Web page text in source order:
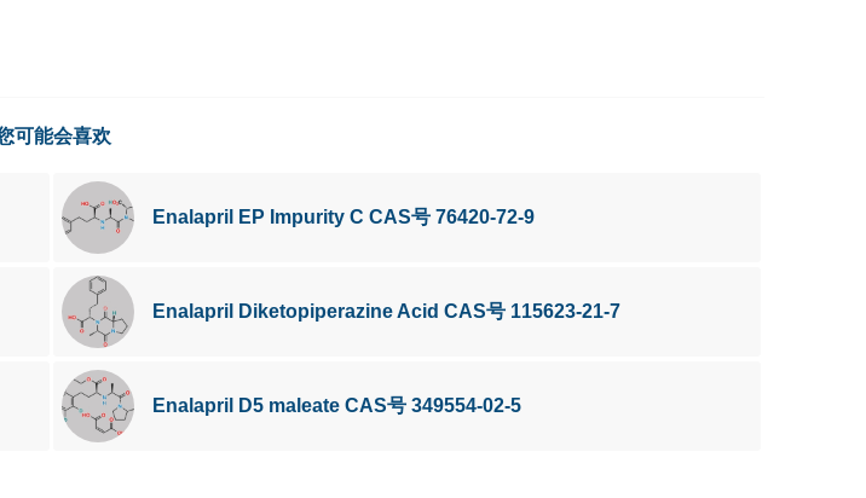
可能会喜欢
Enalapril EP Impurity C CAS号 76420-72-9
Enalapril Diketopiperazine Acid CAS号 115623-21-7
Enalapril D5 maleate CAS号 349554-02-5